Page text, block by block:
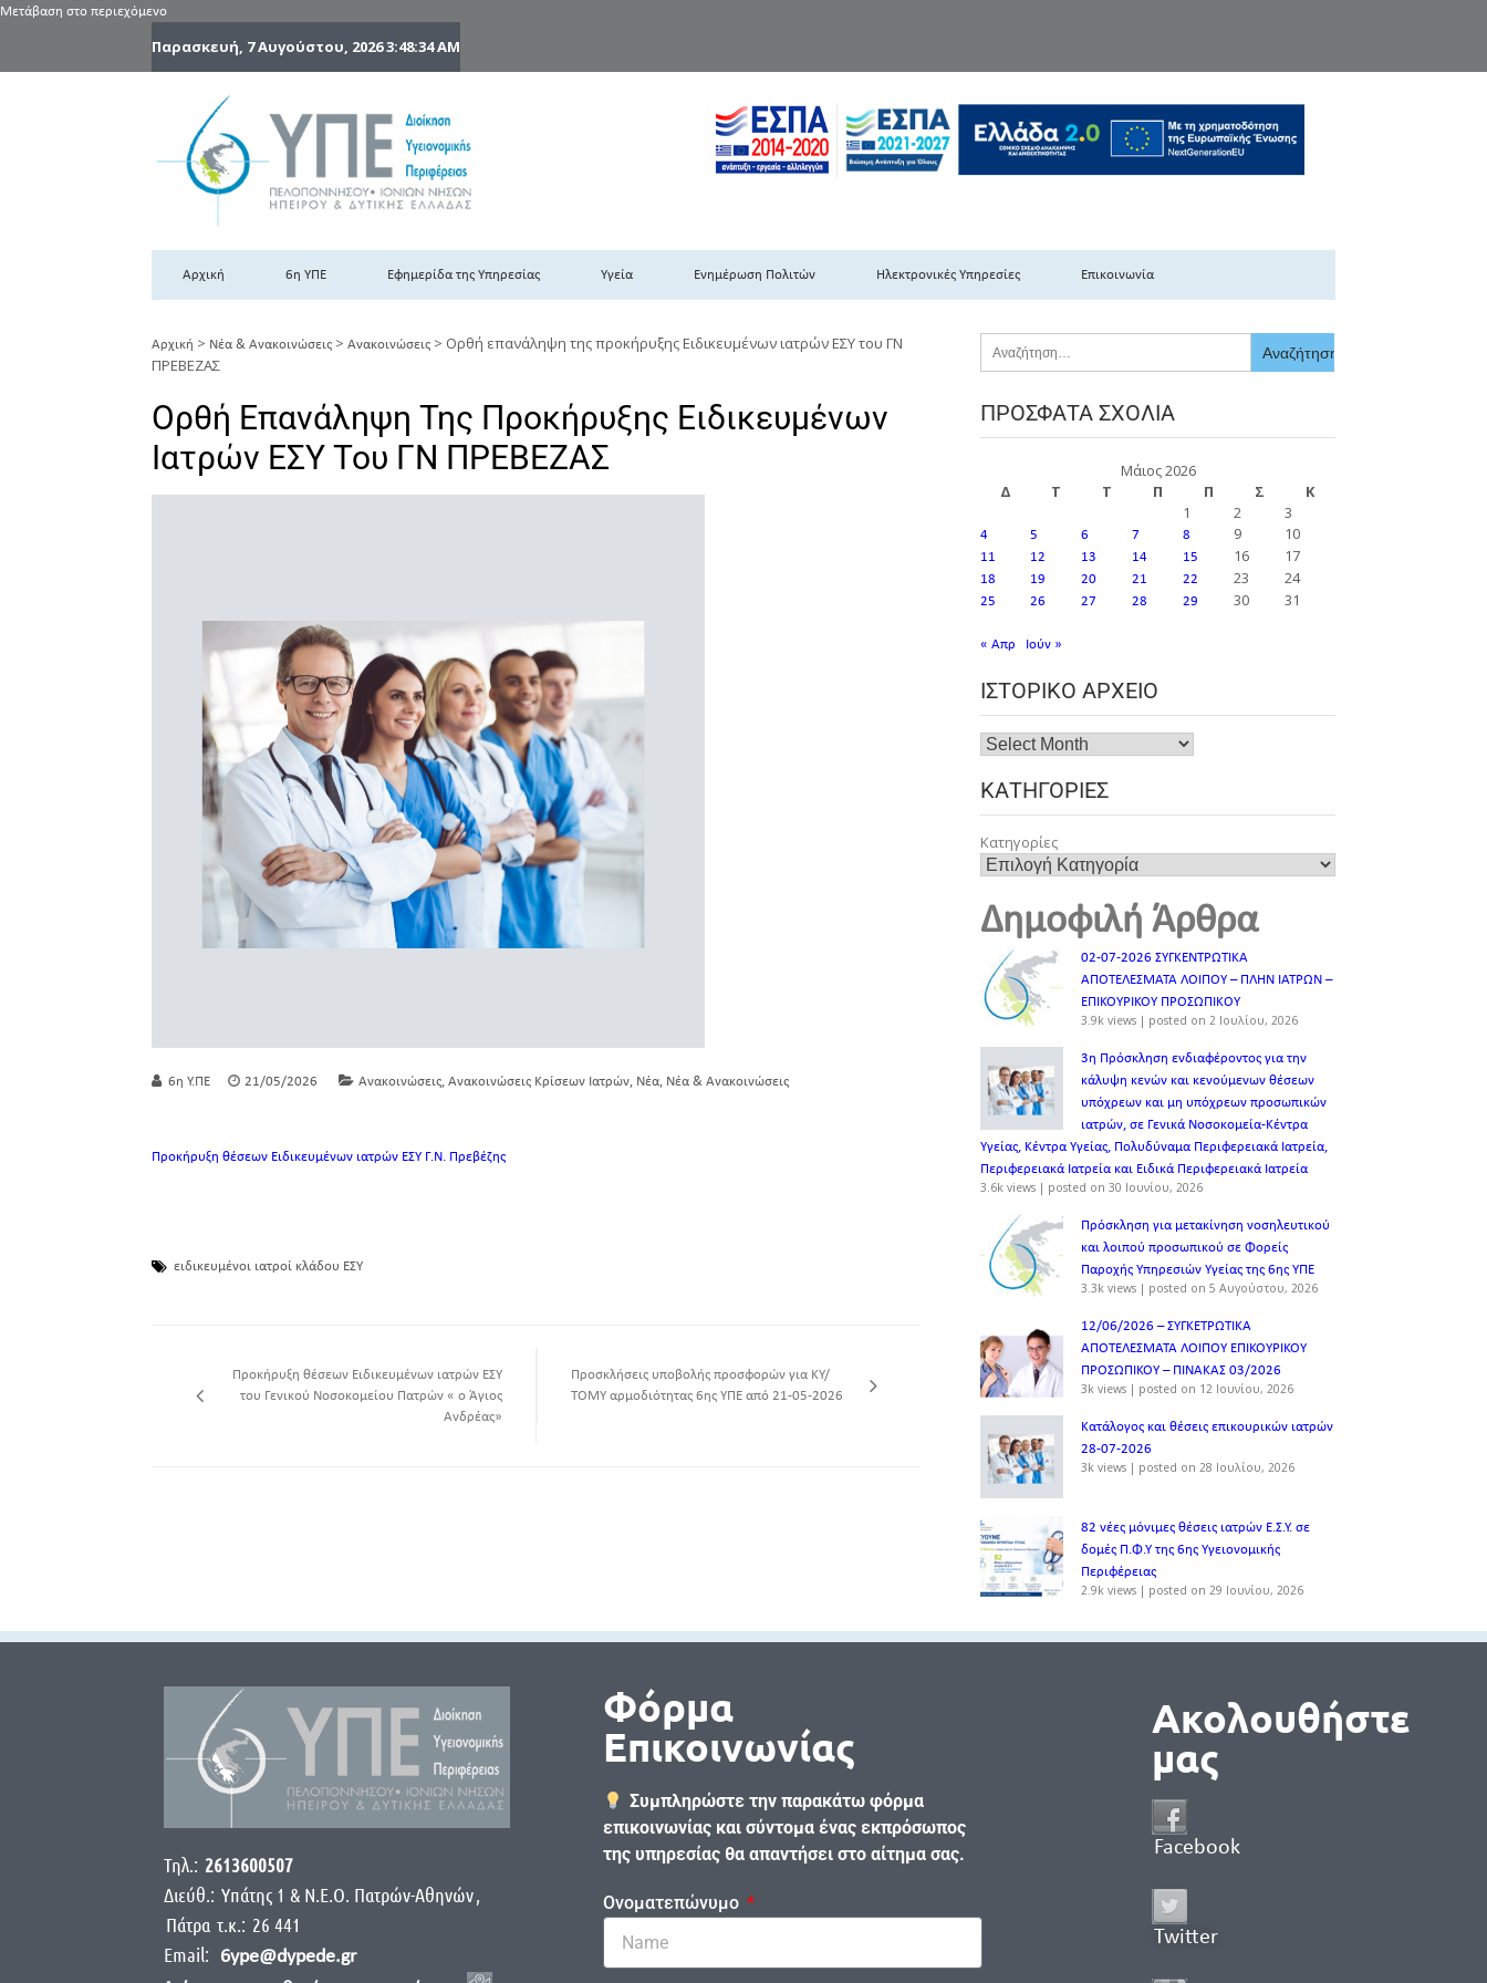
Μετάβαση στο περιεχόμενο
Παρασκευή, 7 Αυγούστου, 20263:48:35 AM
6η Υγειονομική Περιφέρεια Πελοποννήσου- Ιονίων Νήσων-Ηπείρου & Δυτικής Ελλάδας
Αρχική 6η ΥΠΕ Εφημερίδα της Υπηρεσίας Υγεία Ενημέρωση Πολιτών Ηλεκτρονικές Υπηρεσίες Επικοινωνία
Αρχική > Νέα & Ανακοινώσεις > Ανακοινώσεις > Ορθή επανάληψη της προκήρυξης Ειδικευμένων ιατρών ΕΣΥ του ΓΝ
ΠΡΕΒΕΖΑΣ
Ορθή Επανάληψη Της Προκήρυξης Ειδικευμένων
Ιατρών ΕΣΥ Του ΓΝ ΠΡΕΒΕΖΑΣ
6η Υ.ΠΕ 21/05/2026 Ανακοινώσεις, Ανακοινώσεις Κρίσεων Ιατρών, Νέα, Νέα & Ανακοινώσεις
Προκήρυξη θέσεων Ειδικευμένων ιατρών ΕΣΥ Γ.Ν. Πρεβέζης
ειδικευμένοι ιατροί κλάδου ΕΣΥ
Προκήρυξη θέσεων Ειδικευμένων ιατρών ΕΣΥ
του Γενικού Νοσοκομείου Πατρών « ο Άγιος
Ανδρέας»
Προσκλήσεις υποβολής προσφορών για ΚΥ/
ΤΟΜΥ αρμοδιότητας 6ης ΥΠΕ από 21-05-2026
ΠΡΌΣΦΑΤΑ ΣΧΌΛΙΑ
Μάιος 2026
Δ
Τ Τ Π Π Σ
Κ
1
2 3
4 5 6 7 8 9 10
11 12 13 14 15 16 17
18 19 20 21 22 23 24
25 26 27 28 29 30 31
« Απρ Ιούν »
ΙΣΤΟΡΙΚΌ ΑΡΧΕΊΟ
ΚΑΤΗΓΟΡΊΕΣ
Κατηγορίες
Δημοφιλή Άρθρα
02-07-2026 ΣΥΓΚΕΝΤΡΩΤΙΚΑ
ΑΠΟΤΕΛΕΣΜΑΤΑ ΛΟΙΠΟΥ – ΠΛΗΝ ΙΑΤΡΩΝ –
ΕΠΙΚΟΥΡΙΚΟΥ ΠΡΟΣΩΠΙΚOY
3.9k views | posted on 2 Ιουλίου, 2026
3η Πρόσκληση ενδιαφέροντος για την
κάλυψη κενών και κενούμενων θέσεων
υπόχρεων και μη υπόχρεων προσωπικών
ιατρών, σε Γενικά Νοσοκομεία-Κέντρα
Υγείας, Κέντρα Υγείας, Πολυδύναμα Περιφερειακά Ιατρεία,
Περιφερειακά Ιατρεία και Ειδικά Περιφερειακά Ιατρεία
3.6k views | posted on 30 Ιουνίου, 2026
Πρόσκληση για μετακίνηση νοσηλευτικού
και λοιπού προσωπικού σε Φορείς
Παροχής Υπηρεσιών Υγείας της 6ης ΥΠΕ
3.3k views | posted on 5 Αυγούστου, 2026
12/06/2026 – ΣΥΓΚΕΤΡΩΤΙΚΑ
ΑΠΟΤΕΛΕΣΜΑΤΑ ΛΟΙΠΟΥ ΕΠΙΚΟΥΡΙΚΟΥ
ΠΡΟΣΩΠΙΚΟΥ – ΠΙΝΑΚΑΣ 03/2026
3k views | posted on 12 Ιουνίου, 2026
Κατάλογος και θέσεις επικουρικών ιατρών
28-07-2026
3k views | posted on 28 Ιουλίου, 2026
82 νέες μόνιμες θέσεις ιατρών Ε.Σ.Υ. σε
δομές Π.Φ.Υ της 6ης Υγειονομικής
Περιφέρειας
2.9k views | posted on 29 Ιουνίου, 2026
Τηλ.: 2613600507
Διεύθ.: Yπάτης 1 & Ν.Ε.Ο. Πατρών-Αθηνών,
Πάτρα τ.κ.: 26 441
Email:
6ype@dypede.gr
Φόρμα
Επικοινωνίας
Συμπληρώστε την παρακάτω φόρμα
επικοινωνίας και σύντομα ένας εκπρόσωπος
της υπηρεσίας θα απαντήσει στο αίτημα σας.
Ονοματεπώνυμο
Ακολουθήστε
μας
Facebook
Twitter